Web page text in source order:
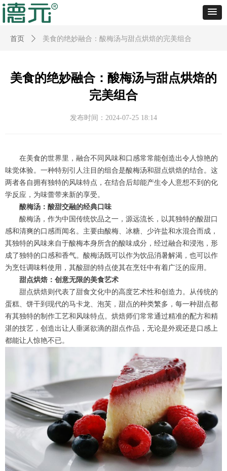
首页 ꄲ 美食的绝妙融合：酸梅汤与甜点烘焙的完美组合
美食的绝妙融合：酸梅汤与甜点烘焙的
完美组合
在美食的世界里，融合不同风味和口感常常能创造出令人惊艳的
味觉体验。一种特别引人注目的组合是酸梅汤和甜点烘焙的结合。这
两者各自拥有独特的风味特点，在结合后却能产生令人意想不到的化
学反应，为味蕾带来新的享受。
酸梅汤：酸甜交融的经典口味
酸梅汤，作为中国传统饮品之一，源远流长，以其独特的酸甜口
感和清爽的口感而闻名。主要由酸梅、冰糖、少许盐和水混合而成，
其独特的风味来自于酸梅本身所含的酸味成分，经过融合和浸泡，形
成了独特的口感和香气。酸梅汤既可以作为饮品消暑解渴，也可以作
为烹饪调味料使用，其酸甜的特点使其在烹饪中有着广泛的应用。
甜点烘焙：创意无限的美食艺术
甜点烘焙则代表了甜食文化中的高度艺术性和创造力。从传统的
蛋糕、饼干到现代的马卡龙、泡芙，甜点的种类繁多，每一种甜点都
有其独特的制作工艺和风味特点。烘焙师们常常通过精准的配方和精
湛的技艺，创造出让人垂涎欲滴的甜点作品，无论是外观还是口感上
都能让人惊艳不已。
发布时间： 2024-07-25 18:14